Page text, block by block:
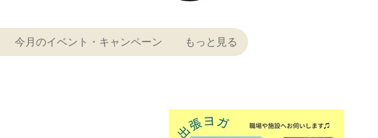
今月のイベント・キャンペーン もっと見る